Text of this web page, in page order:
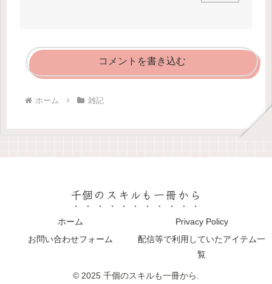
コメントを書き込む
ホーム 雑記
千個のスキルも一冊から
ホーム
Privacy Policy
お問い合わせフォーム
配信等で利用していたアイテム一
覧
© 2025 千個のスキルも一冊から.